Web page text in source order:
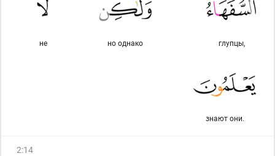
глупцы,
но однако
не
знают они.
2:14